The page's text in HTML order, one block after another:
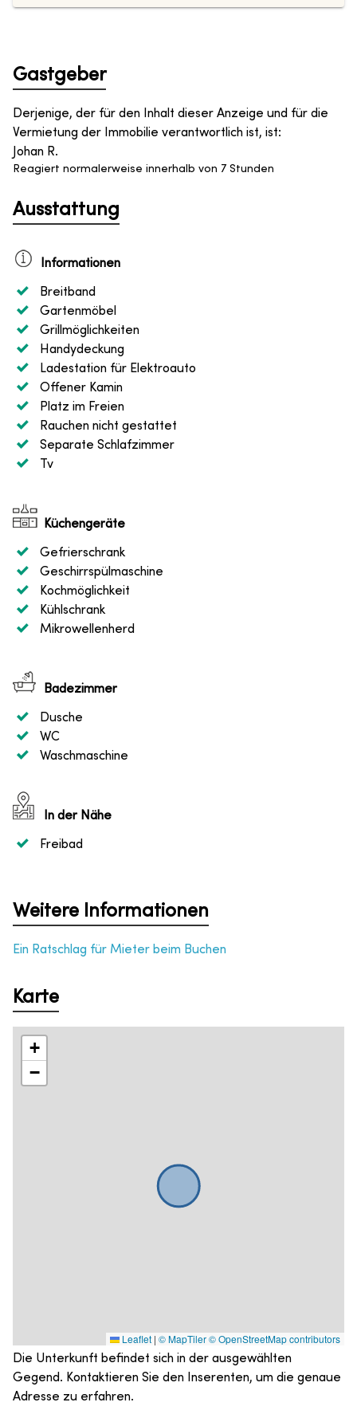
Gastgeber
Derjenige, der für den Inhalt dieser Anzeige und für die
Vermietung der Immobilie verantwortlich ist, ist:
Johan R.
Reagiert normalerweise innerhalb von 7 Stunden
Ausstattung
Informationen
Breitband
Gartenmöbel
Grillmöglichkeiten
Handydeckung
Ladestation für Elektroauto
Offener Kamin
Platz im Freien
Rauchen nicht gestattet
Separate Schlafzimmer
Tv
Küchengeräte
Gefrierschrank
Geschirrspülmaschine
Kochmöglichkeit
Kühlschrank
Mikrowellenherd
Badezimmer
Dusche
WC
Waschmaschine
In der Nähe
Freibad
Weitere Informationen
Ein Ratschlag für Mieter beim Buchen
Karte
+
−
Leaflet | © MapTiler© OpenStreetMap contributors
Die Unterkunft befindet sich in der ausgewählten
Gegend. Kontaktieren Sie den Inserenten, um die genaue
Adresse zu erfahren.